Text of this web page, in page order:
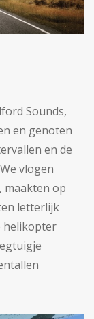
Sounds,
en genoten
en de
vlogen
maakten op
letterlijk
helikopter